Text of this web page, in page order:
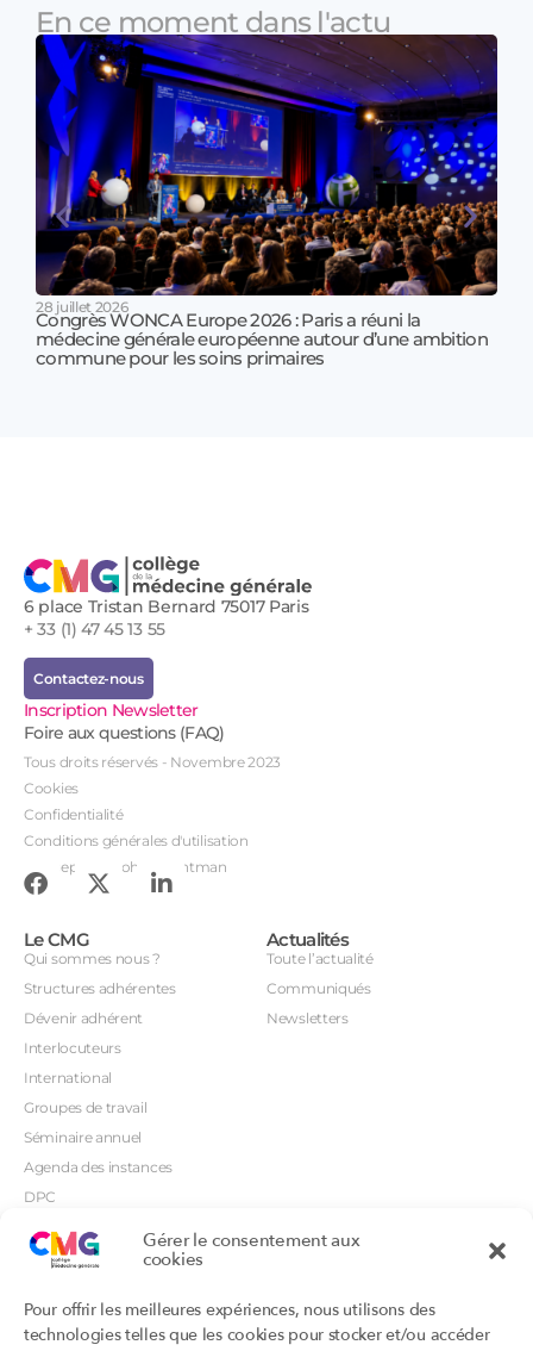
Gérer le consentement aux
cookies
Pour offrir les meilleures expériences, nous utilisons des
technologies telles que les cookies pour stocker et/ou accéder
En ce moment dans l'actu
28 juillet 2026
Congrès WONCA Europe 2026 : Paris a réuni la
médecine générale européenne autour d’une ambition
commune pour les soins primaires
6 place Tristan Bernard 75017 Paris
+ 33 (1) 47 45 13 55
Contactez-nous
Inscription Newsletter
Foire aux questions (FAQ)
Tous droits réservés - Novembre 2023
Cookies
Confidentialité
Conditions générales d'utilisation
Conception : John Brightman
Le CMG
Qui sommes nous ?
Structures adhérentes
Dévenir adhérent
Interlocuteurs
International
Groupes de travail
Séminaire annuel
Agenda des instances
DPC
Orientations prioritaires
Actualités
Toute l’actualité
Communiqués
Newsletters
Productions
Productions du Collège
Portails
Annuaire DU/DIU